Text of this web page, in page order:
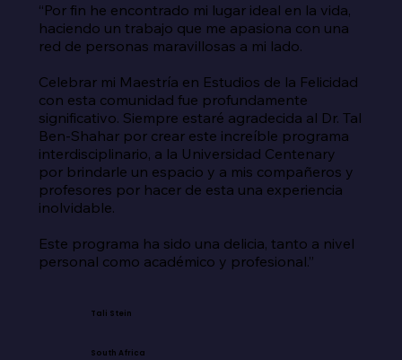
“Por fin he encontrado mi lugar ideal en la vida,
haciendo un trabajo que me apasiona con una
red de personas maravillosas a mi lado.
Celebrar mi Maestría en Estudios de la Felicidad
con esta comunidad fue profundamente
significativo. Siempre estaré agradecida al Dr. Tal
Ben-Shahar por crear este increíble programa
interdisciplinario, a la Universidad Centenary
por brindarle un espacio y a mis compañeros y
profesores por hacer de esta una experiencia
inolvidable.
Este programa ha sido una delicia, tanto a nivel
personal como académico y profesional.”
Tali Stein
South Africa